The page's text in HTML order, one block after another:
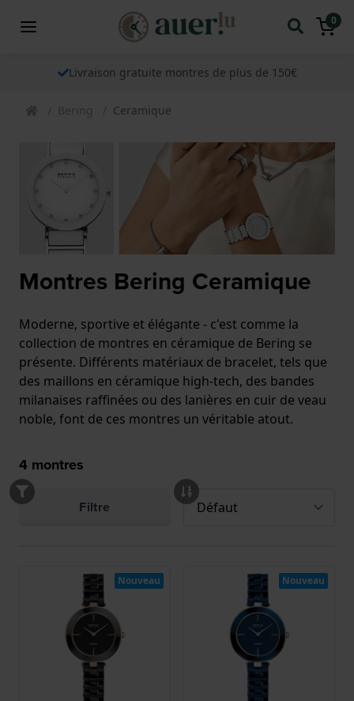
0
Livraison gratuite montres de plus de 150€
Bering Ceramique
Montres Bering Ceramique
Moderne, sportive et élégante - c'est comme la
collection de montres en céramique de Bering se
présente. Différents matériaux de bracelet, tels que
des maillons en céramique high-tech, des bandes
milanaises raffinées ou des lanières en cuir de veau
noble, font de ces montres un véritable atout.
4 montres
Filtre
Nouveau Nouveau